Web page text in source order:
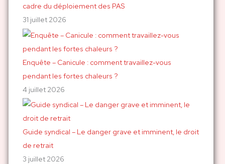
e
r
:
cadre du déploiement des PAS
31 juillet 2026
Enquête – Canicule : comment travaillez-vous
pendant les fortes chaleurs ?
4 juillet 2026
Guide syndical – Le danger grave et imminent, le droit
de retrait
3 juillet 2026